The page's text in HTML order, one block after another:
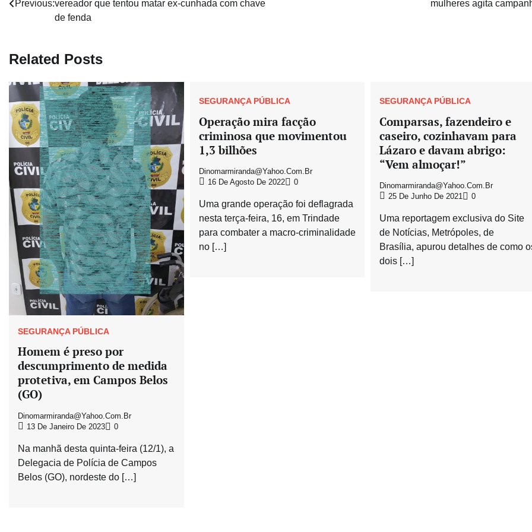
Previous:vereador que tentou matar ex-cunhada com chave
de fenda
mulheres agita
Related Posts
SEGURANÇA PÚBLICA
Homem é preso por
descumprimento de medida
protetiva, em Campos Belos
(GO)
Dinomarmiranda@yahoo.com.br
13 De Janeiro De 2023
0
Na manhã desta quinta-feira (12/1), a
Delegacia de Polícia de Campos
Belos (GO), nordeste do […]
SEGURANÇA PÚBLICA
Operação mira facção
criminosa que movimentou
1,3 bilhões
Dinomarmiranda@yahoo.com.br
16 De Agosto De 2022
0
Uma grande operação foi deflagrada
nesta terça-feira, 16, em Trindade
para combater a macro-criminalidade
no […]
SEGURANÇA PÚBLICA
Comparsas, fazendeiro e
caseiro, cozinhavam para
Lázaro e davam abrigo:
“Vem almoçar!”
Dinomarmiranda@yahoo.com.br
25 De Junho De 2021
0
Uma reportagem exclusiva do Site
de Notícias, Metrópoles, de
Brasília, apurou detalhes de como
dois […]